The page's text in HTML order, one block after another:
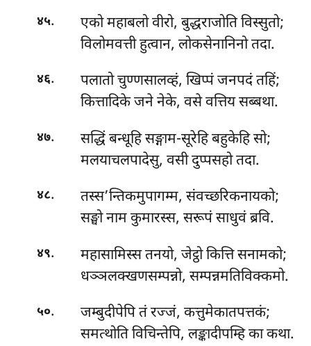
४५.
एको महाबलो वीरो, बुद्धराजोति विस्सुतो;
विलोमवत्ती हुत्वान, लोकसेनानिनो तदा.
४६.
पलातो चुण्णसालव्हं, खिप्पं जनपदं तहिं;
कित्तादिके जने नेके, वसे वत्तिय सब्बथा.
४७.
सद्धिं बन्धूहि सङ्गाम-सूरेहि बहुकेहि सो;
मलयाचलपादेसु, वसी दुप्पसहो तदा.
४८.
तस्स’न्तिकमुपागम्म, संवच्छरिकनायको;
सङ्घो नाम कुमारस्स, सरूपं साधुवं ब्रवि.
४९.
महासामिस्स तनयो, जेट्ठो कित्ति सनामको;
धञ्ञलक्खणसम्पन्नो, सम्पन्नमतिविक्कमो.
५०. जम्बुदीपेपितं रज्जं, कत्तुमेकातपत्तकं;
समत्थोति विचिन्तेपि, लङ्कादीपम्हि का कथा.